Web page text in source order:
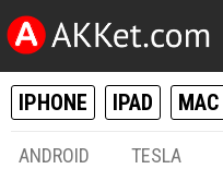
IPHONE IPAD MAC
ANDROID TESLA